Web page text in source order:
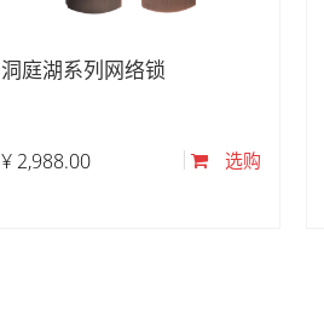
洞庭湖系列网络锁
¥ 2,988.00 选购